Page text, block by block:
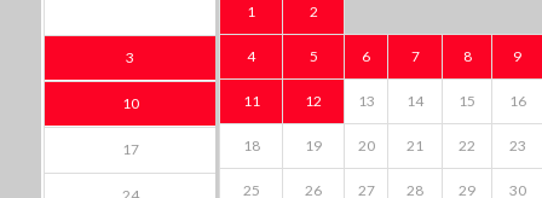
1 2
4 5 6 7 8 9
11 12 13 14 15 16
18 19 20 21 22 23
25 26 27 28 29 30
3
10
17